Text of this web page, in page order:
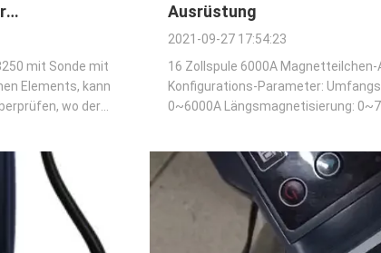
mit Sonde mit
Elements, kann
wo der
Ausrüstung
2021-09-27 17:54:23
16 Zollspule 6000A
Konfigurations-Parameter:
0~6000A Längsmagnetisierung:
Digital-Amperemeter
Längsmagnetisierung,